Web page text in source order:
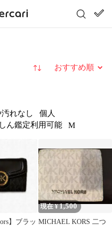
並び替え
れなし
個人
ん鑑定利用可能 M
】ブラッ
現在 ¥1,500
MICHAEL KORS 二つ